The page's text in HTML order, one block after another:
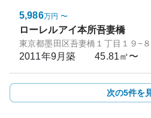
5,986万円 〜
ローレルアイ本所吾妻橋
東京都墨田区吾妻橋１丁目１９−８
2011年9月築 45.81㎡〜
次の5件を